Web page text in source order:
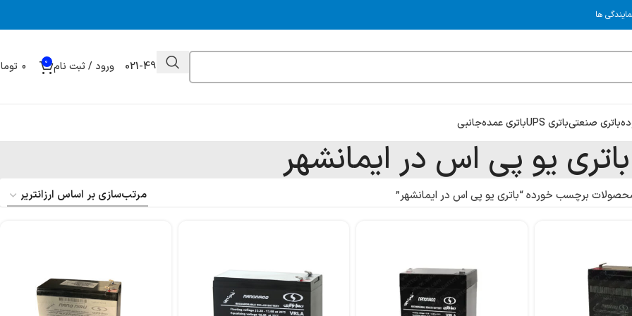
ها
021-49032000 ورود / ثبت نام 0
باتری صنعتیباتری UPS باتری عمدهجانبی
باتری یو پی اس در ایمانشهر
برچسب خورده “باتری یو پی اس در ایمانشهر”